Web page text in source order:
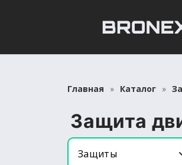
Главная Каталог
Защита